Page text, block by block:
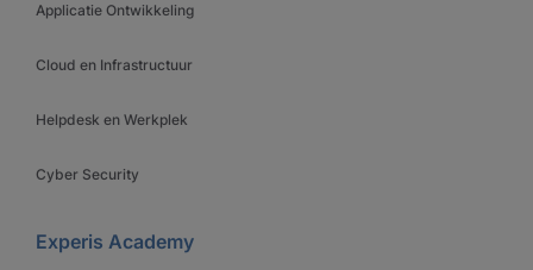
Applicatie Ontwikkeling
Cloud en Infrastructuur
Helpdesk en Werkplek
Cyber Security
Experis Academy